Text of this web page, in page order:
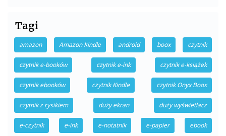
Tagi
amazon Amazon Kindle android boox czytnik
czytnik e-booków czytnik e-ink czytnik e-książek
czytnik ebooków czytnik Kindle czytnik Onyx Boox
czytnik z rysikiem duży ekran duży wyświetlacz
e-czytnik e-ink e-notatnik e-papier ebook